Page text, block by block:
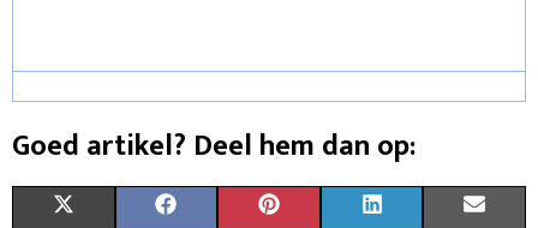
Goed artikel? Deel hem dan op: